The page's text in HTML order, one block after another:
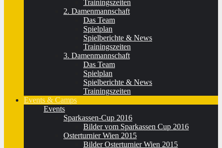
Trainingszeiten
2. Damenmannschaft
Das Team
Spielplan
Spielberichte & News
Trainingszeiten
3. Damenmannschaft
Das Team
Spielplan
Spielberichte & News
Trainingszeiten
Events & Camps
Events
Sparkassen-Cup 2016
Bilder vom Sparkassen Cup 2016
Osterturnier Wien 2015
Bilder Osterturnier Wien 2015